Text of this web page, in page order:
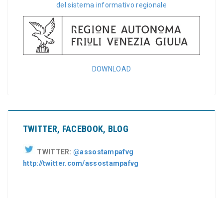
del sistema informativo regionale
DOWNLOAD
TWITTER, FACEBOOK, BLOG
TWITTER:@assostampafvg
http://twitter.com/assostampafvg